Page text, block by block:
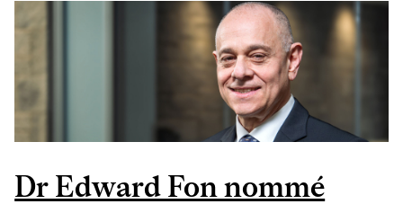
SCIENCE OUVERTE
Dr Edward Fon nommé